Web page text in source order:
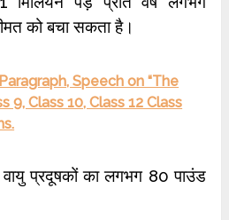
को बचा सकता है।
Speech on “The
9, Class 10, Class 12 Class
प्रदूषकों का लगभग 80 पाउंड